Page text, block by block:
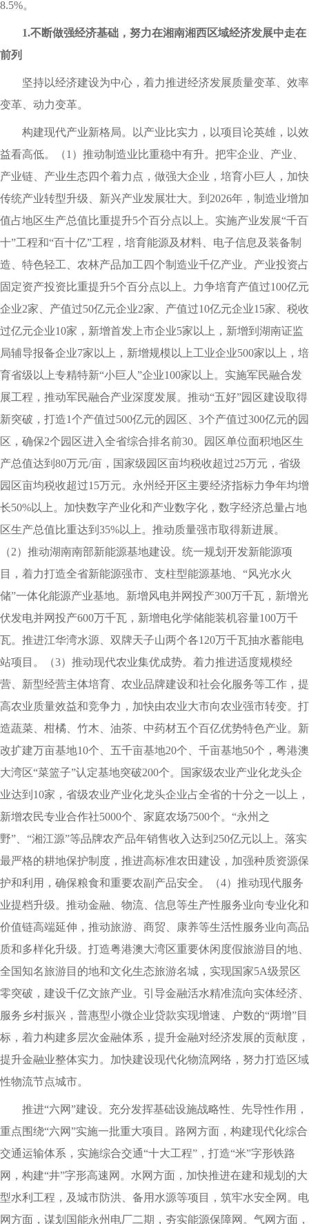
8.5%。
1.不断做强经济基础，努力在湘南湘西区域经济发展中走在
前列
坚持以经济建设为中心，着力推进经济发展质量变革、效率
变革、动力变革。
构建现代产业新格局。以产业比实力，以项目论英雄，以效
益看高低。（1）推动制造业比重稳中有升。把牢企业、产业、
产业链、产业生态四个着力点，做强大企业，培育小巨人，加快
传统产业转型升级、新兴产业发展壮大。到2026年，制造业增加
值占地区生产总值比重提升5个百分点以上。实施产业发展“千百
十”工程和“百十亿”工程，培育能源及材料、电子信息及装备制
造、特色轻工、农林产品加工四个制造业千亿产业。产业投资占
固定资产投资比重提升5个百分点以上。力争培育产值过100亿元
企业2家、产值过50亿元企业2家、产值过10亿元企业15家、税收
过亿元企业10家，新增首发上市企业5家以上，新增到湖南证监
局辅导报备企业7家以上，新增规模以上工业企业500家以上，培
育省级以上专精特新“小巨人”企业100家以上。实施军民融合发
展工程，推动军民融合产业深度发展。推动“五好”园区建设取得
新突破，打造1个产值过500亿元的园区、3个产值过300亿元的园
区，确保2个园区进入全省综合排名前30。园区单位面积地区生
产总值达到80万元/亩，国家级园区亩均税收超过25万元，省级
园区亩均税收超过15万元。永州经开区主要经济指标力争年均增
长50%以上。加快数字产业化和产业数字化，数字经济总量占地
区生产总值比重达到35%以上。推动质量强市取得新进展。
（2）推动湖南南部新能源基地建设。统一规划开发新能源项
目，着力打造全省新能源强市、支柱型能源基地、“风光水火
储”一体化能源产业基地。新增风电并网投产300万千瓦，新增光
伏发电并网投产600万千瓦，新增电化学储能装机容量100万千
瓦。推进江华湾水源、双牌天子山两个各120万千瓦抽水蓄能电
站项目。（3）推动现代农业集优成势。着力推进适度规模经
营、新型经营主体培育、农业品牌建设和社会化服务等工作，提
高农业质量效益和竞争力，加快由农业大市向农业强市转变。打
造蔬菜、柑橘、竹木、油茶、中药材五个百亿优势特色产业。新
改扩建万亩基地10个、五千亩基地20个、千亩基地50个，粤港澳
大湾区“菜篮子”认定基地突破200个。国家级农业产业化龙头企
业达到10家，省级农业产业化龙头企业占全省的十分之一以上，
新增农民专业合作社5000个、家庭农场7500个。“永州之
野”、“湘江源”等品牌农产品年销售收入达到250亿元以上。落实
最严格的耕地保护制度，推进高标准农田建设，加强种质资源保
护和利用，确保粮食和重要农副产品安全。（4）推动现代服务
业提档升级。推动金融、物流、信息等生产性服务业向专业化和
价值链高端延伸，推动旅游、商贸、康养等生活性服务业向高品
质和多样化升级。打造粤港澳大湾区重要休闲度假旅游目的地、
全国知名旅游目的地和文化生态旅游名城，实现国家5A级景区
零突破，建设千亿文旅产业。引导金融活水精准流向实体经济、
服务乡村振兴，普惠型小微企业贷款实现增速、户数的“两增”目
标，着力构建多层次金融体系，提升金融对经济发展的贡献度，
提升金融业整体实力。加快建设现代化物流网络，努力打造区域
性物流节点城市。
推进“六网”建设。充分发挥基础设施战略性、先导性作用，
重点围绕“六网”实施一批重大项目。路网方面，构建现代化综合
交通运输体系，实施综合交通“十大工程”，打造“米”字形铁路
网，构建“井”字形高速网。水网方面，加快推进在建和规划的大
型水利工程，及城市防洪、备用水源等项目，筑牢水安全网。电
网方面，谋划国能永州电厂二期，夯实能源保障网。气网方面，